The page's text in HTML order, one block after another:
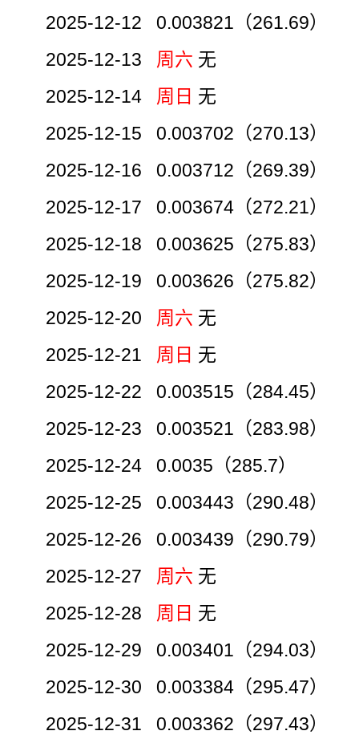
2025-12-12 0.003821（261.69）
2025-12-13 周六 无
2025-12-14 周日 无
2025-12-15 0.003702（270.13）
2025-12-16 0.003712（269.39）
2025-12-17 0.003674（272.21）
2025-12-18 0.003625（275.83）
2025-12-19 0.003626（275.82）
2025-12-20 周六 无
2025-12-21 周日 无
2025-12-22 0.003515（284.45）
2025-12-23 0.003521（283.98）
2025-12-24 0.0035（285.7）
2025-12-25 0.003443（290.48）
2025-12-26 0.003439（290.79）
2025-12-27 周六 无
2025-12-28 周日 无
2025-12-29 0.003401（294.03）
2025-12-30 0.003384（295.47）
2025-12-31 0.003362（297.43）